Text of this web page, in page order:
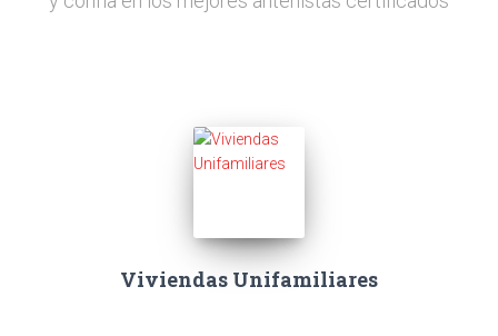
Viviendas Unifamiliares